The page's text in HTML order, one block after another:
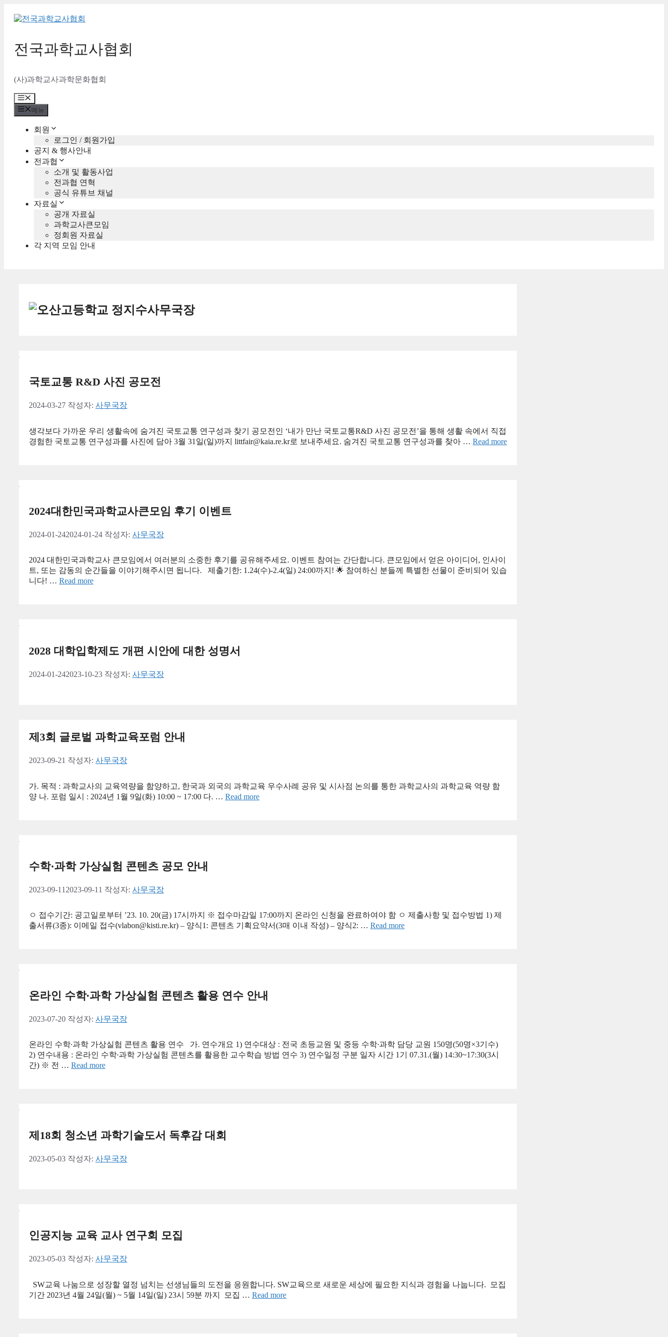
전국과학교사협회
(사)과학교사과학문화협회
메
뉴
메뉴
회원
로그인 / 회원가입
공지 & 행사안내
전과협
소개 및 활동사업
전과협 연혁
공식 유튜브 채널
자료실
공개 자료실
과학교사큰모임
정회원 자료실
각 지역 모임 안내
사무국장
국토교통 R&D 사진 공모전
2024-03-27 작성자: 사무국장
생각보다 가까운 우리 생활속에 숨겨진 국토교통 연구성과 찾기 공모전인 ‘내가 만난 국토교통R&D 사진 공모전’을 통해 생활 속에서 직접
경험한 국토교통 연구성과를 사진에 담아 3월 31일(일)까지 littfair@kaia.re.kr로 보내주세요. 숨겨진 국토교통 연구성과를 찾아 … Read more
2024대한민국과학교사큰모임 후기 이벤트
2024-01-242024-01-24 작성자: 사무국장
2024 대한민국과학교사 큰모임에서 여러분의 소중한 후기를 공유해주세요. 이벤트 참여는 간단합니다. 큰모임에서 얻은 아이디어, 인사이
트, 또는 감동의 순간들을 이야기해주시면 됩니다. 제출기한: 1.24(수)-2.4(일) 24:00까지! 🌟 참여하신 분들께 특별한 선물이 준비되어 있습
니다! … Read more
2028 대학입학제도 개편 시안에 대한 성명서
2024-01-242023-10-23 작성자: 사무국장
제3회 글로벌 과학교육포럼 안내
2023-09-21 작성자: 사무국장
가. 목적 : 과학교사의 교육역량을 함양하고, 한국과 외국의 과학교육 우수사례 공유 및 시사점 논의를 통한 과학교사의 과학교육 역량 함
양 나. 포럼 일시 : 2024년 1월 9일(화) 10:00 ~ 17:00 다. … Read more
수학·과학 가상실험 콘텐츠 공모 안내
2023-09-11 2023-09-11 작성자: 사무국장
ㅇ 접수기간: 공고일로부터 ’23. 10. 20(금) 17시까지 ※ 접수마감일 17:00까지 온라인 신청을 완료하여야 함 ㅇ 제출사항 및 접수방법 1) 제
출서류(3종): 이메일 접수(vlabon@kisti.re.kr) – 양식1: 콘텐츠 기획요약서(3매 이내 작성) – 양식2: … Read more
온라인 수학∙과학 가상실험 콘텐츠 활용 연수 안내
2023-07-20 작성자: 사무국장
온라인 수학∙과학 가상실험 콘텐츠 활용 연수 가. 연수개요 1) 연수대상 : 전국 초등교원 및 중등 수학∙과학 담당 교원 150명(50명×3기수)
2) 연수내용 : 온라인 수학∙과학 가상실험 콘텐츠를 활용한 교수학습 방법 연수 3) 연수일정 구분 일자 시간 1기 07.31.(월) 14:30~17:30(3시
간) ※ 전 … Read more
제18회 청소년 과학기술도서 독후감 대회
2023-05-03 작성자: 사무국장
인공지능 교육 교사 연구회 모집
2023-05-03 작성자: 사무국장
SW교육 나눔으로 성장할 열정 넘치는 선생님들의 도전을 응원합니다. SW교육으로 새로운 세상에 필요한 지식과 경험을 나눕니다. ︎ 모집
기간 2023년 4월 24일(월) ~ 5월 14일(일) 23시 59분 까지 ︎ 모집 … Read more